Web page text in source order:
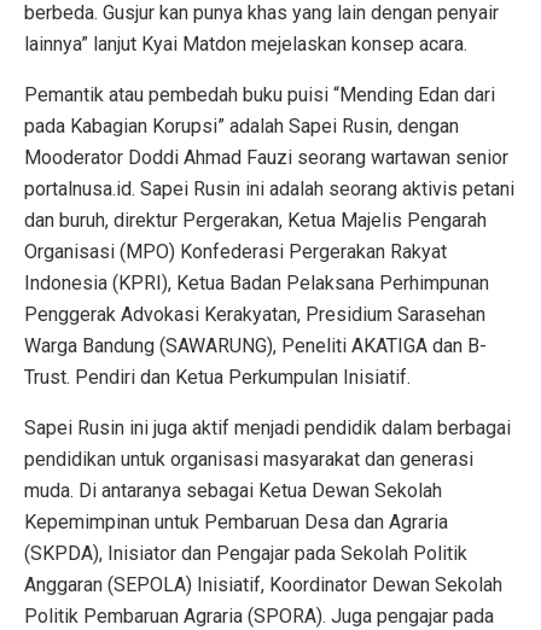
berbeda. Gusjur kan punya khas yang lain dengan penyair
lainnya” lanjut Kyai Matdon mejelaskan konsep acara.
Pemantik atau pembedah buku puisi “Mending Edan dari
pada Kabagian Korupsi” adalah Sapei Rusin, dengan
Mooderator Doddi Ahmad Fauzi seorang wartawan senior
portalnusa.id. Sapei Rusin ini adalah seorang aktivis petani
dan buruh, direktur Pergerakan, Ketua Majelis Pengarah
Organisasi (MPO) Konfederasi Pergerakan Rakyat
Indonesia (KPRI), Ketua Badan Pelaksana Perhimpunan
Penggerak Advokasi Kerakyatan, Presidium Sarasehan
Warga Bandung (SAWARUNG), Peneliti AKATIGA dan B-
Trust. Pendiri dan Ketua Perkumpulan Inisiatif.
Sapei Rusin ini juga aktif menjadi pendidik dalam berbagai
pendidikan untuk organisasi masyarakat dan generasi
muda. Di antaranya sebagai Ketua Dewan Sekolah
Kepemimpinan untuk Pembaruan Desa dan Agraria
(SKPDA), Inisiator dan Pengajar pada Sekolah Politik
Anggaran (SEPOLA) Inisiatif, Koordinator Dewan Sekolah
Politik Pembaruan Agraria (SPORA). Juga pengajar pada